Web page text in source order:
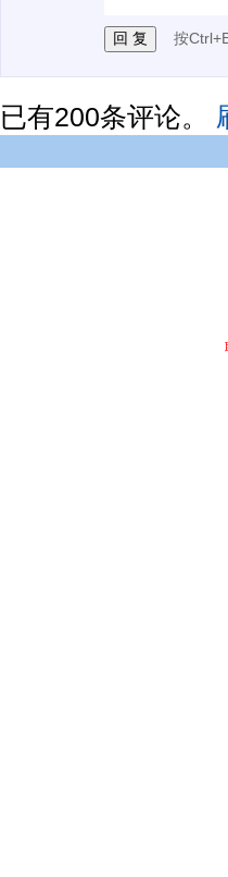
按
已有200条评论。